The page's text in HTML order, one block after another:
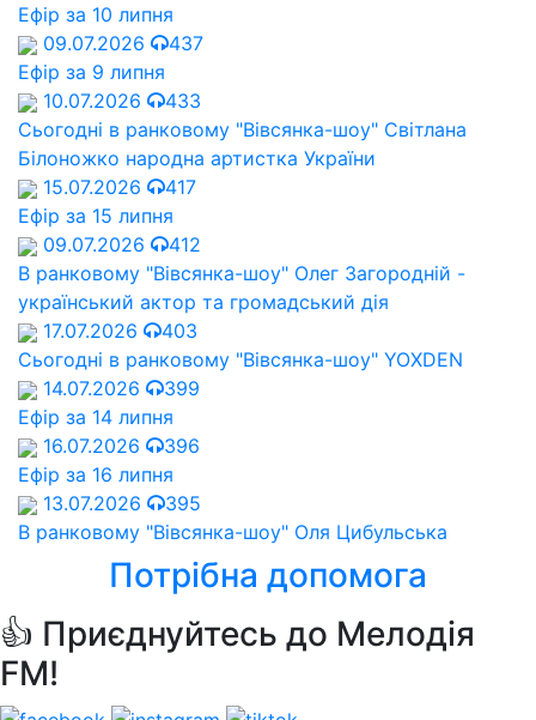
Ефір за 10 липня
09.07.2026
437
Ефір за 9 липня
10.07.2026
433
Сьогодні в ранковому "Вівсянка-шоу" Cвітлана
Білоножко народна артистка України
15.07.2026
417
Ефір за 15 липня
09.07.2026
412
В ранковому "Вівсянка-шоу" Олег Загородній -
український актор та громадський дія
17.07.2026
403
Сьогодні в ранковому "Вівсянка-шоу" YOXDEN
14.07.2026
399
Ефір за 14 липня
16.07.2026
396
Ефір за 16 липня
13.07.2026
395
В ранковому "Вівсянка-шоу" Оля Цибульська
Потрібна допомога
👍 Приєднуйтесь до Мелодія
FM!